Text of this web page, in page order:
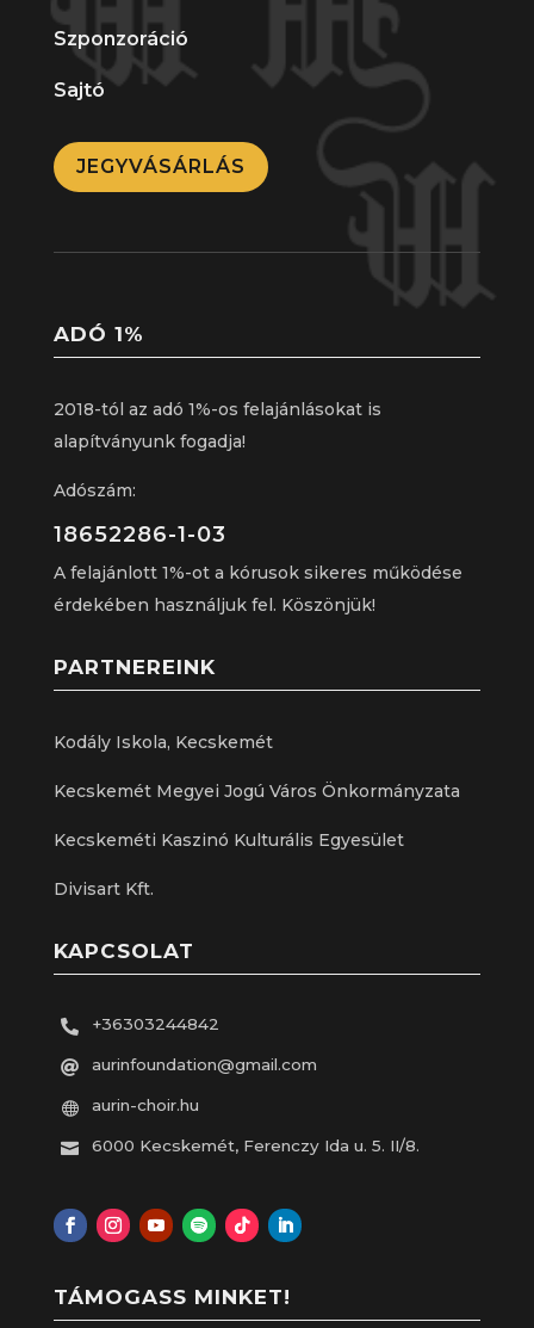
Szponzoráció
Sajtó
JEGYVÁSÁRLÁS
ADÓ 1%
2018-tól az adó 1%-os felajánlásokat is
alapítványunk fogadja!
Adószám:
18652286-1-03
A felajánlott 1%-ot a kórusok sikeres működése
érdekében használjuk fel. Köszönjük!
PARTNEREINK
Kodály Iskola, Kecskemét
Kecskemét Megyei Jogú Város Önkormányzata
Kecskeméti Kaszinó Kulturális Egyesület
Divisart Kft.
KAPCSOLAT
 +36303244842
 aurinfoundation@gmail.com
 aurin-choir.hu
 6000 Kecskemét, Ferenczy Ida u. 5. II/8.
TÁMOGASS MINKET!